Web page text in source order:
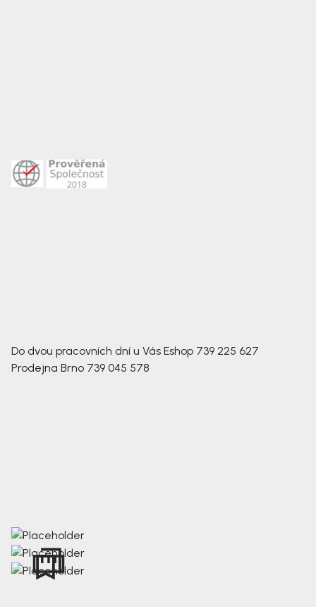
Do dvou pracovních dní u Vás Eshop 739 225 627
Prodejna Brno 739 045 578